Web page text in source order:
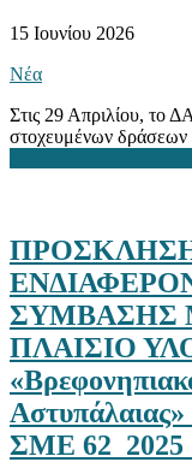
15 Ιουνίου 2026
Νέα
Στις 29 Απριλίου, το
στοχευμένων δράσεων
ΣΥΜΒΑΣΗΣ
ΠΛΑΙΣΙΟ
ΣΜΕ